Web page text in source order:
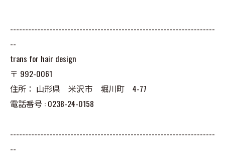
--------------------------------------------------------------------
--
trans for hair design
〒 992-0061
住所： 山形県 米沢市 堀川町 4-77
電話番号 : 0238-24-0158
--------------------------------------------------------------------
--